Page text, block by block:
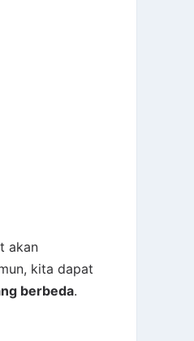
akan
kita dapat
berbeda.